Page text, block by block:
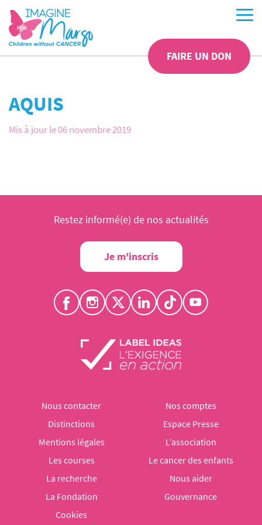
FAIRE UN DON
AQUIS
Mis à jour le 06 novembre 2019
Restez informé(e) de nos actualités
Je m'inscris
Nous contacter
Nos comptes
Distinctions
Espace Presse
Mentions légales
L’association
Les courses
Le cancer des enfants
La recherche
Nous aider
La Fondation
Gouvernance
Cookies